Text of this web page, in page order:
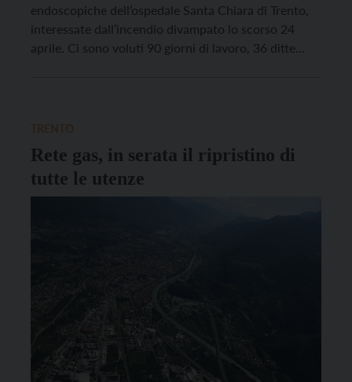
endoscopiche dell’ospedale Santa Chiara di Trento,
interessate dall’incendio divampato lo scorso 24
aprile. Ci sono voluti 90 giorni di lavoro, 36 ditte
Rete gas, in serata il ripristino di
tutte le utenze